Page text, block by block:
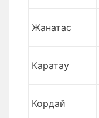
Жанатас
Каратау
Кордай